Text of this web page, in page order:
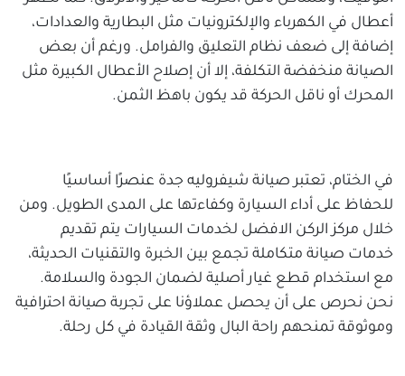
أعطال في الكهرباء والإلكترونيات مثل البطارية والعدادات،
إضافة إلى ضعف نظام التعليق والفرامل. ورغم أن بعض
الصيانة منخفضة التكلفة، إلا أن إصلاح الأعطال الكبيرة مثل
المحرك أو ناقل الحركة قد يكون باهظ الثمن.
في الختام، تعتبر صيانة شيفروليه جدة عنصرًا أساسيًا
للحفاظ على أداء السيارة وكفاءتها على المدى الطويل. ومن
خلال مركز الركن الافضل لخدمات السيارات يتم تقديم
خدمات صيانة متكاملة تجمع بين الخبرة والتقنيات الحديثة،
مع استخدام قطع غيار أصلية لضمان الجودة والسلامة.
نحن نحرص على أن يحصل عملاؤنا على تجربة صيانة احترافية
وموثوقة تمنحهم راحة البال وثقة القيادة في كل رحلة.